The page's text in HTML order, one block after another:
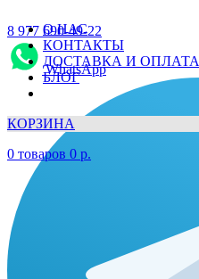
О НАС
КОНТАКТЫ
ДОСТАВКА И ОПЛАТА
БЛОГ
КОРЗИНА
0 товаров 0 р.
8 977 690-49-22
WhatsApp